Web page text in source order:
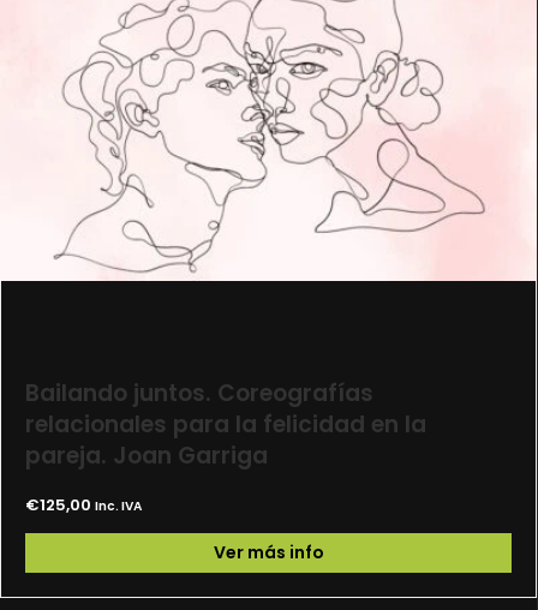
Bailando juntos. Coreografías
relacionales para la felicidad en la
pareja. Joan Garriga
€125,00 Inc. IVA
Ver más info